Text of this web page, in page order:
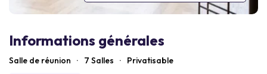
Informations générales
Salle de réunion · 7 Salles ·
Privatisable